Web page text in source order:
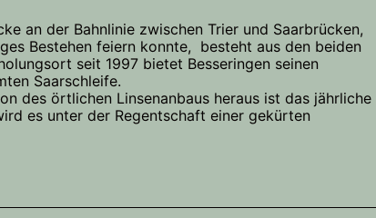
an der Bahnlinie zwischen Trier und Saarbrücken,
Bestehen feiern konnte, besteht aus den beiden
seit 1997 bietet Besseringen seinen
Saarschleife.
des örtlichen Linsenanbaus heraus ist das jährliche
es unter der Regentschaft einer gekürten